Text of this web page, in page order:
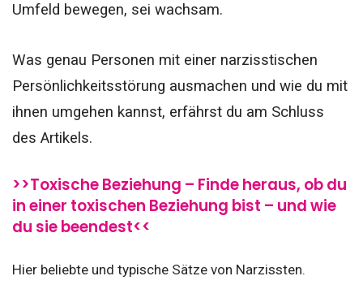
Umfeld bewegen, sei wachsam.
Was genau Personen mit einer narzisstischen
Persönlichkeitsstörung ausmachen und wie du mit
ihnen umgehen kannst, erfährst du am Schluss
des Artikels.
>>Toxische Beziehung – Finde heraus, ob du
in einer toxischen Beziehung bist – und wie
du sie beendest<<
Hier beliebte und typische Sätze von Narzissten.